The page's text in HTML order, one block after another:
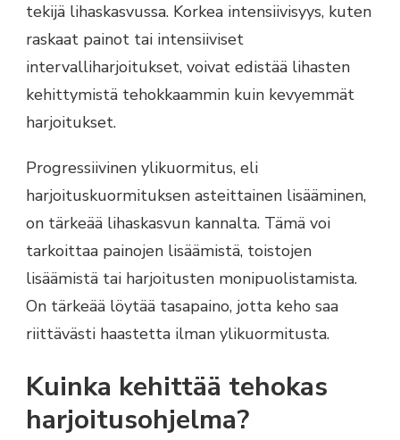
tekijä lihaskasvussa. Korkea intensiivisyys, kuten
raskaat painot tai intensiiviset
intervalliharjoitukset, voivat edistää lihasten
kehittymistä tehokkaammin kuin kevyemmät
harjoitukset.
Progressiivinen ylikuormitus, eli
harjoituskuormituksen asteittainen lisääminen,
on tärkeää lihaskasvun kannalta. Tämä voi
tarkoittaa painojen lisäämistä, toistojen
lisäämistä tai harjoitusten monipuolistamista.
On tärkeää löytää tasapaino, jotta keho saa
riittävästi haastetta ilman ylikuormitusta.
Kuinka kehittää tehokas
harjoitusohjelma?